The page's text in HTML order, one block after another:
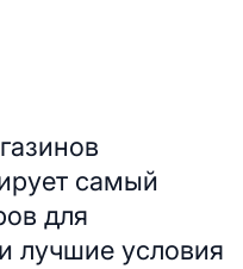
самый
для
лучшие условия